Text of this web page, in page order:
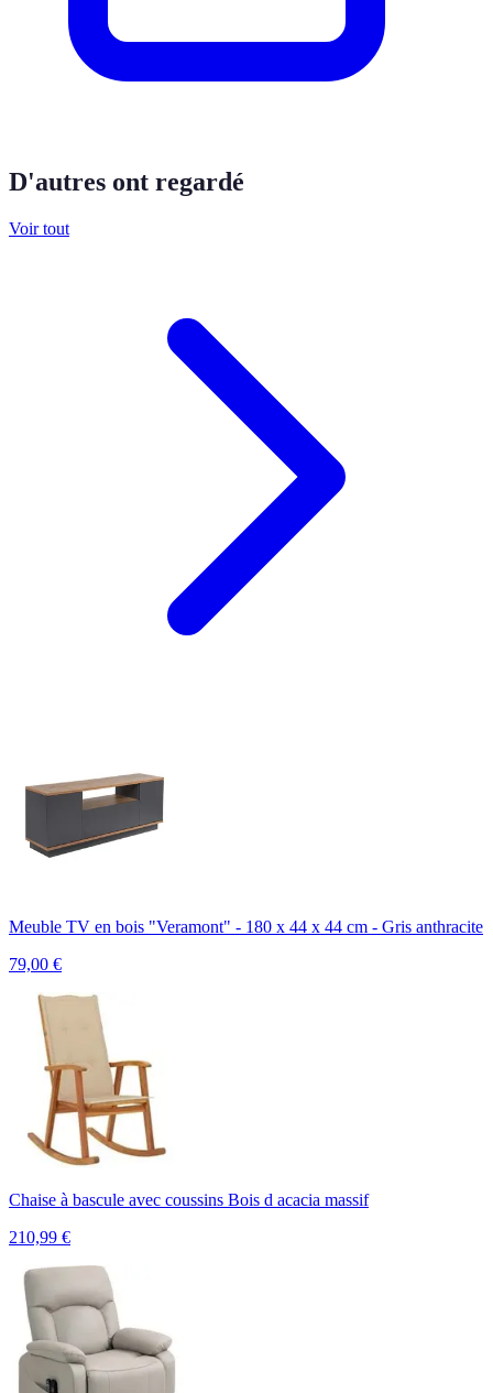
D'autres ont regardé
Voir tout
Meuble TV en bois "Veramont" - 180 x 44 x 44 cm - Gris anthracite
79,00 €
Chaise à bascule avec coussins Bois d acacia massif
210,99 €